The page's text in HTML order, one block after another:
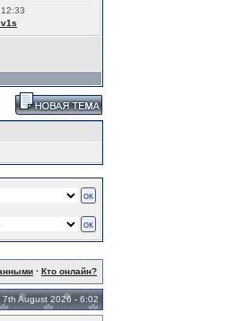
· Кто онлайн?
7th August 2026 - 6:02